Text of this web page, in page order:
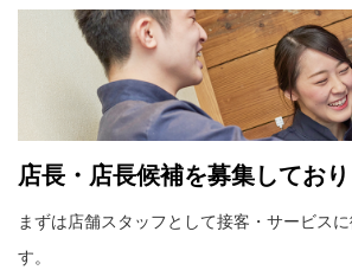
店長・店長候補を募集しており
まずは店舗スタッフとして接客・サービス
す。